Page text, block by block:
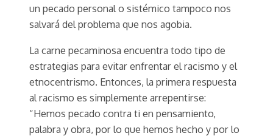
un pecado personal o sistémico tampoco nos
salvará del problema que nos agobia.
La carne pecaminosa encuentra todo tipo de
estrategias para evitar enfrentar el racismo y el
etnocentrismo. Entonces, la primera respuesta
al racismo es simplemente arrepentirse:
“Hemos pecado contra ti en pensamiento,
palabra y obra, por lo que hemos hecho y por lo